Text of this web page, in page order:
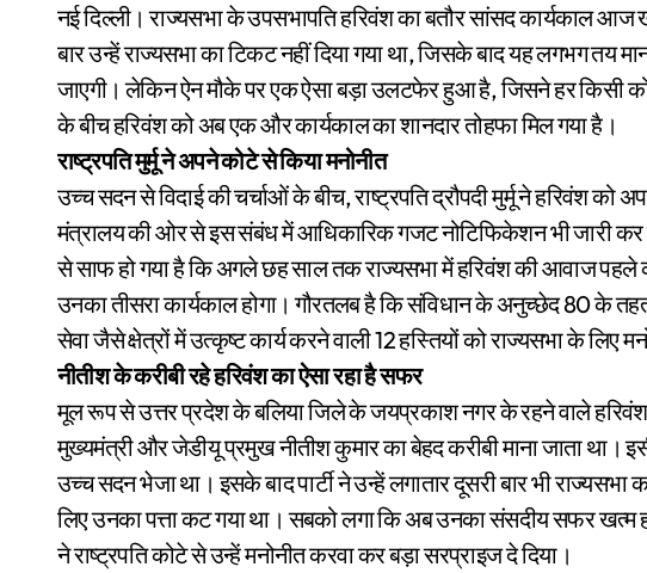
नई दिल्ली। राज्यसभा के उपसभापति हरिवंश का बतौर सांसद कार्यकाल आज खत्म हो रहा है। जनता दल यूनाइटेड की तरफ से इस
बार उन्हें राज्यसभा का टिकट नहीं दिया गया था, जिसके बाद यह लगभग तय
जाएगी। लेकिन ऐन मौके पर एक ऐसा बड़ा उलटफेर हुआ है, जिसने हर किसी को
के बीच हरिवंश को अब एक और कार्यकाल का शानदार तोहफा मिल गया है।
राष्ट्रपति मुर्मू ने अपने कोटे से किया मनोनीत
उच्च सदन से विदाई की चर्चाओं के बीच, राष्ट्रपति द्रौपदी मुर्मू ने हरिवंश को
मंत्रालय की ओर से इस संबंध में आधिकारिक गजट नोटिफिकेशन भी जारी कर
से साफ हो गया है कि अगले छह साल तक राज्यसभा में हरिवंश की आवाज पहले
उनका तीसरा कार्यकाल होगा। गौरतलब है कि संविधान के अनुच्छेद 80 के
सेवा जैसे क्षेत्रों में उत्कृष्ट कार्य करने वाली 12 हस्तियों को राज्यसभा के लिए
नीतीश के करीबी रहे हरिवंश का ऐसा रहा है सफर
मूल रूप से उत्तर प्रदेश के बलिया जिले के जयप्रकाश नगर के रहने वाले
मुख्यमंत्री और जेडीयू प्रमुख नीतीश कुमार का बेहद करीबी माना जाता था।
उच्च सदन भेजा था। इसके बाद पार्टी ने उन्हें लगातार दूसरी बार भी
लिए उनका पत्ता कट गया था। सबको लगा कि अब उनका संसदीय सफर
ने राष्ट्रपति कोटे से उन्हें मनोनीत करवा कर बड़ा सरप्राइज दे दिया।